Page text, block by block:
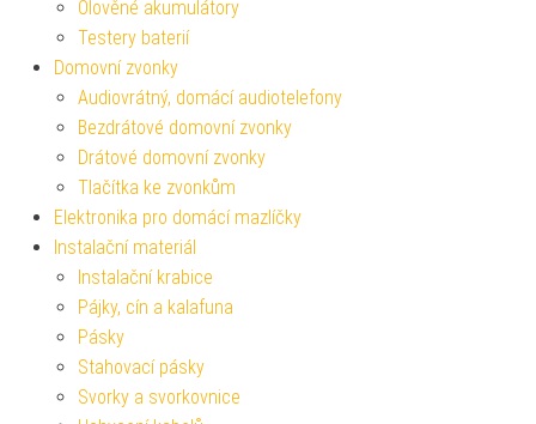
Olověné akumulátory
Testery baterií
Domovní zvonky
Audiovrátný, domácí audiotelefony
Bezdrátové domovní zvonky
Drátové domovní zvonky
Tlačítka ke zvonkům
Elektronika pro domácí mazlíčky
Instalační materiál
Instalační krabice
Pájky, cín a kalafuna
Pásky
Stahovací pásky
Svorky a svorkovnice